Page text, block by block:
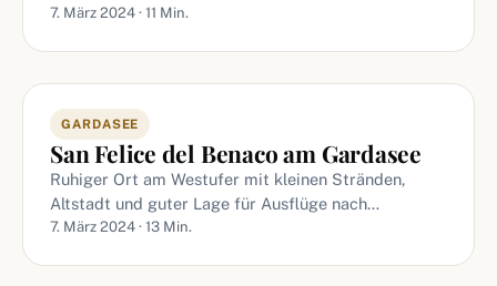
7. März 2024 · 11 Min.
GARDASEE
San Felice del Benaco am Gardasee
Ruhiger Ort am Westufer mit kleinen Stränden,
Altstadt und guter Lage für Ausflüge nach…
7. März 2024 · 13 Min.